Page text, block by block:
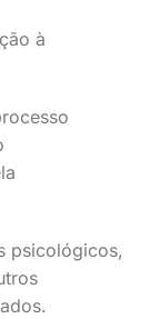
à
psicológicos,